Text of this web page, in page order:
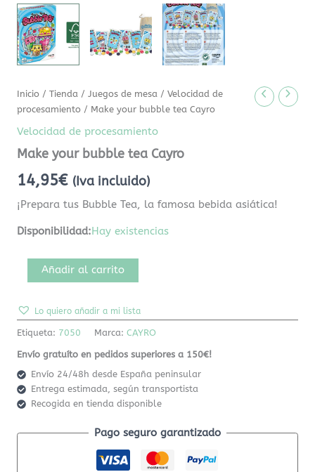
Inicio /Tienda /Juegos de mesa /Velocidad de
procesamiento / Make your bubble tea Cayro
Velocidad de procesamiento
Make your bubble tea Cayro
14,95€ (Iva incluido)
¡Prepara tus Bubble Tea, la famosa bebida asiática!
Disponibilidad:Hay existencias
Añadir al carrito
Lo quiero añadir a mi lista
Etiqueta: 7050 Marca:CAYRO
Envío gratuíto en pedidos superiores a 150€!
Envío 24/48h desde España peninsular
Entrega estimada, según transportista
Recogida en tienda disponible
Pago seguro garantizado